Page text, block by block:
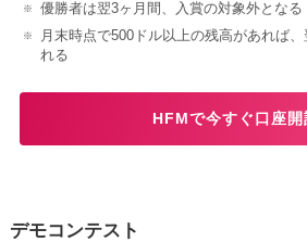
優勝者は翌3ヶ月間、入賞の対象外となる
月末時点で500ドル以上の残高があれば
れる
HFMで今すぐ口座開
デモコンテスト